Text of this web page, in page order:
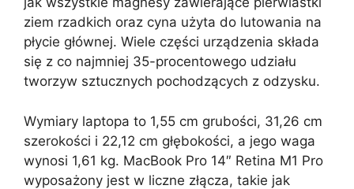
ziem rzadkich oraz cyna użyta do lutowania na
płycie głównej. Wiele części urządzenia składa
się z co najmniej 35-procentowego udziału
tworzyw sztucznych pochodzących z odzysku.
Wymiary laptopa to 1,55 cm grubości, 31,26 cm
szerokości i 22,12 cm głębokości, a jego waga
wynosi 1,61 kg. MacBook Pro 14″ Retina M1 Pro
wyposażony jest w liczne złącza, takie jak